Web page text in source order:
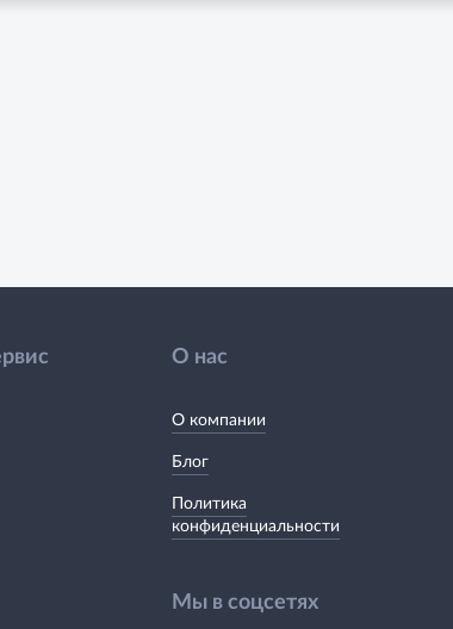
О нас
О компании
Блог
Политика
конфиденциальности
Мы в соцсетях